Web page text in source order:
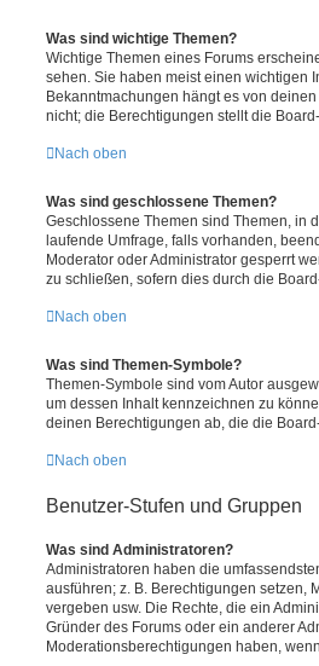
Was sind wichtige Themen?
Wichtige Themen eines Forums
sehen. Sie haben meist einen wichtigen
Bekanntmachungen hängt es von
nicht; die Berechtigungen stellt die
Nach oben
Was sind geschlossene Themen?
Geschlossene Themen sind Themen, in
laufende Umfrage, falls vorhanden,
Moderator oder Administrator gesperrt
zu schließen, sofern dies durch die
Nach oben
Was sind Themen-Symbole?
Themen-Symbole sind vom Autor
um dessen Inhalt kennzeichnen zu
deinen Berechtigungen ab, die die
Nach oben
Benutzer-Stufen und Gruppen
Was sind Administratoren?
Administratoren haben die
ausführen; z. B. Berechtigungen setzen,
vergeben usw. Die Rechte, die ein
Gründer des Forums oder ein anderer
Moderationsberechtigungen haben,